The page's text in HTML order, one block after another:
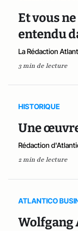
Et vous
entendu
La Rédaction
3 min de lecture
HISTORIQUE
Une
Rédaction
2 min de lecture
ATLANTICO
Wolfgang